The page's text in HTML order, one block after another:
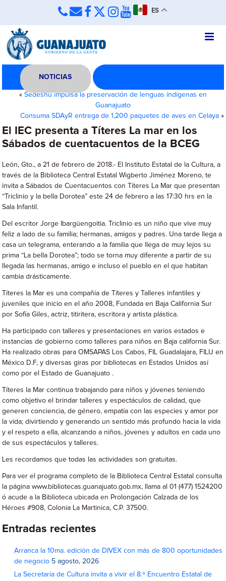
ES
NOTICIAS
« Sedeshu impulsa la preservación de lenguas indígenas en
Guanajuato
Consuma SDAyR entrega de 1,200 paquetes de aves en Celaya»
El IEC presenta a Títeres La mar en los
Sábados de cuentacuentos de la BCEG
León, Gto., a 21 de febrero de 2018.- El Instituto Estatal de la Cultura, a
través de la Biblioteca Central Estatal Wigberto Jiménez Moreno, te
invita a Sábados de Cuentacuentos con Títeres La Mar que presentan
“Triclinio y la bella Dorotea” este 24 de febrero a las 17:30 hrs en la
Sala Infantil.
Del escritor Jorge Ibargüengoitia. Triclinio es un niño que vive muy
feliz a lado de su familia; hermanas, amigos y padres. Una tarde llega a
casa un telegrama, enterando a la familia que llega de muy lejos su
prima “La bella Dorotea”; todo se torna muy diferente a partir de su
llegada las hermanas, amigo e incluso el pueblo en el que habitan
cambia drásticamente.
Títeres la Mar es una compañía de Títeres y Talleres infantiles y
juveniles que inicio en el año 2008, Fundada en Baja California Sur
por Sofía Giles, actriz, titiritera, escritora y artista plástica.
Ha participado con talleres y presentaciones en varios estados e
instancias de gobierno como talleres para niños en Baja california Sur.
Ha realizado obras para OMSAPAS Los Cabos, FIL Guadalajara, FILIJ en
México D.F, y diversas giras por bibliotecas en Estados Unidos así
como por el Estado de Guanajuato .
Títeres la Mar continua trabajando para niños y jóvenes teniendo
como objetivo el brindar talleres y espectáculos de calidad, que
generen conciencia, de género, empatía con las especies y amor por
la vida; divirtiendo y generando un sentido más profundo hacia la vida
y el respeto a ella, alcanzando a niños, jóvenes y adultos en cada uno
de sus espectáculos y talleres.
Les recordamos que todas las actividades son gratuitas.
Para ver el programa completo de la Biblioteca Central Estatal consulta
la página www.bibliotecas.guanajuato.gob.mx, llama al 01 (477) 1524200
ó acude a la Biblioteca ubicada en Prolongación Calzada de los
Héroes #908, Colonia La Martinica, C.P. 37500.
Entradas recientes
Arranca la 10ma. edición de DIVEX con más de 800 oportunidades
de negocio 5 agosto, 2026
La Secretaría de Cultura invita a vivir el 8.º Encuentro Estatal de